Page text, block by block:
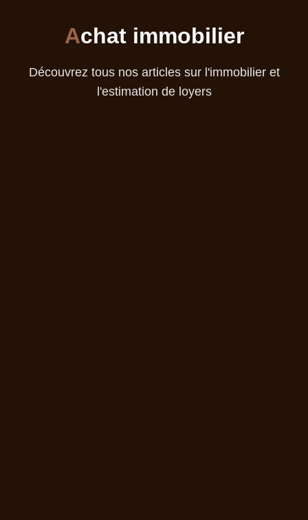
Achat immobilier
Découvrez tous nos articles sur l'immobilier et
l'estimation de loyers